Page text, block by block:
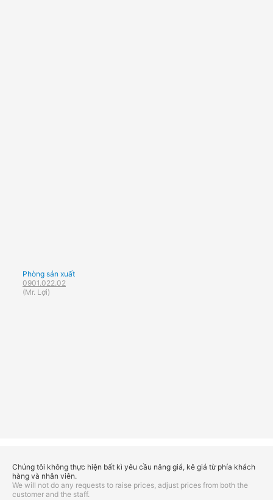
Phòng sản xuất
0901.022.02
(Mr. Lợi)
Chúng tôi không thực hiện bất kì yêu cầu nâng giá, kê giá từ phía khách
hàng và nhân viên.
We will not do any requests to raise prices, adjust prices from both the
customer and the staff.